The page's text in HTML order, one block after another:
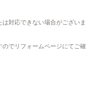
対応できない場合がございま
でリフォームページにてご確